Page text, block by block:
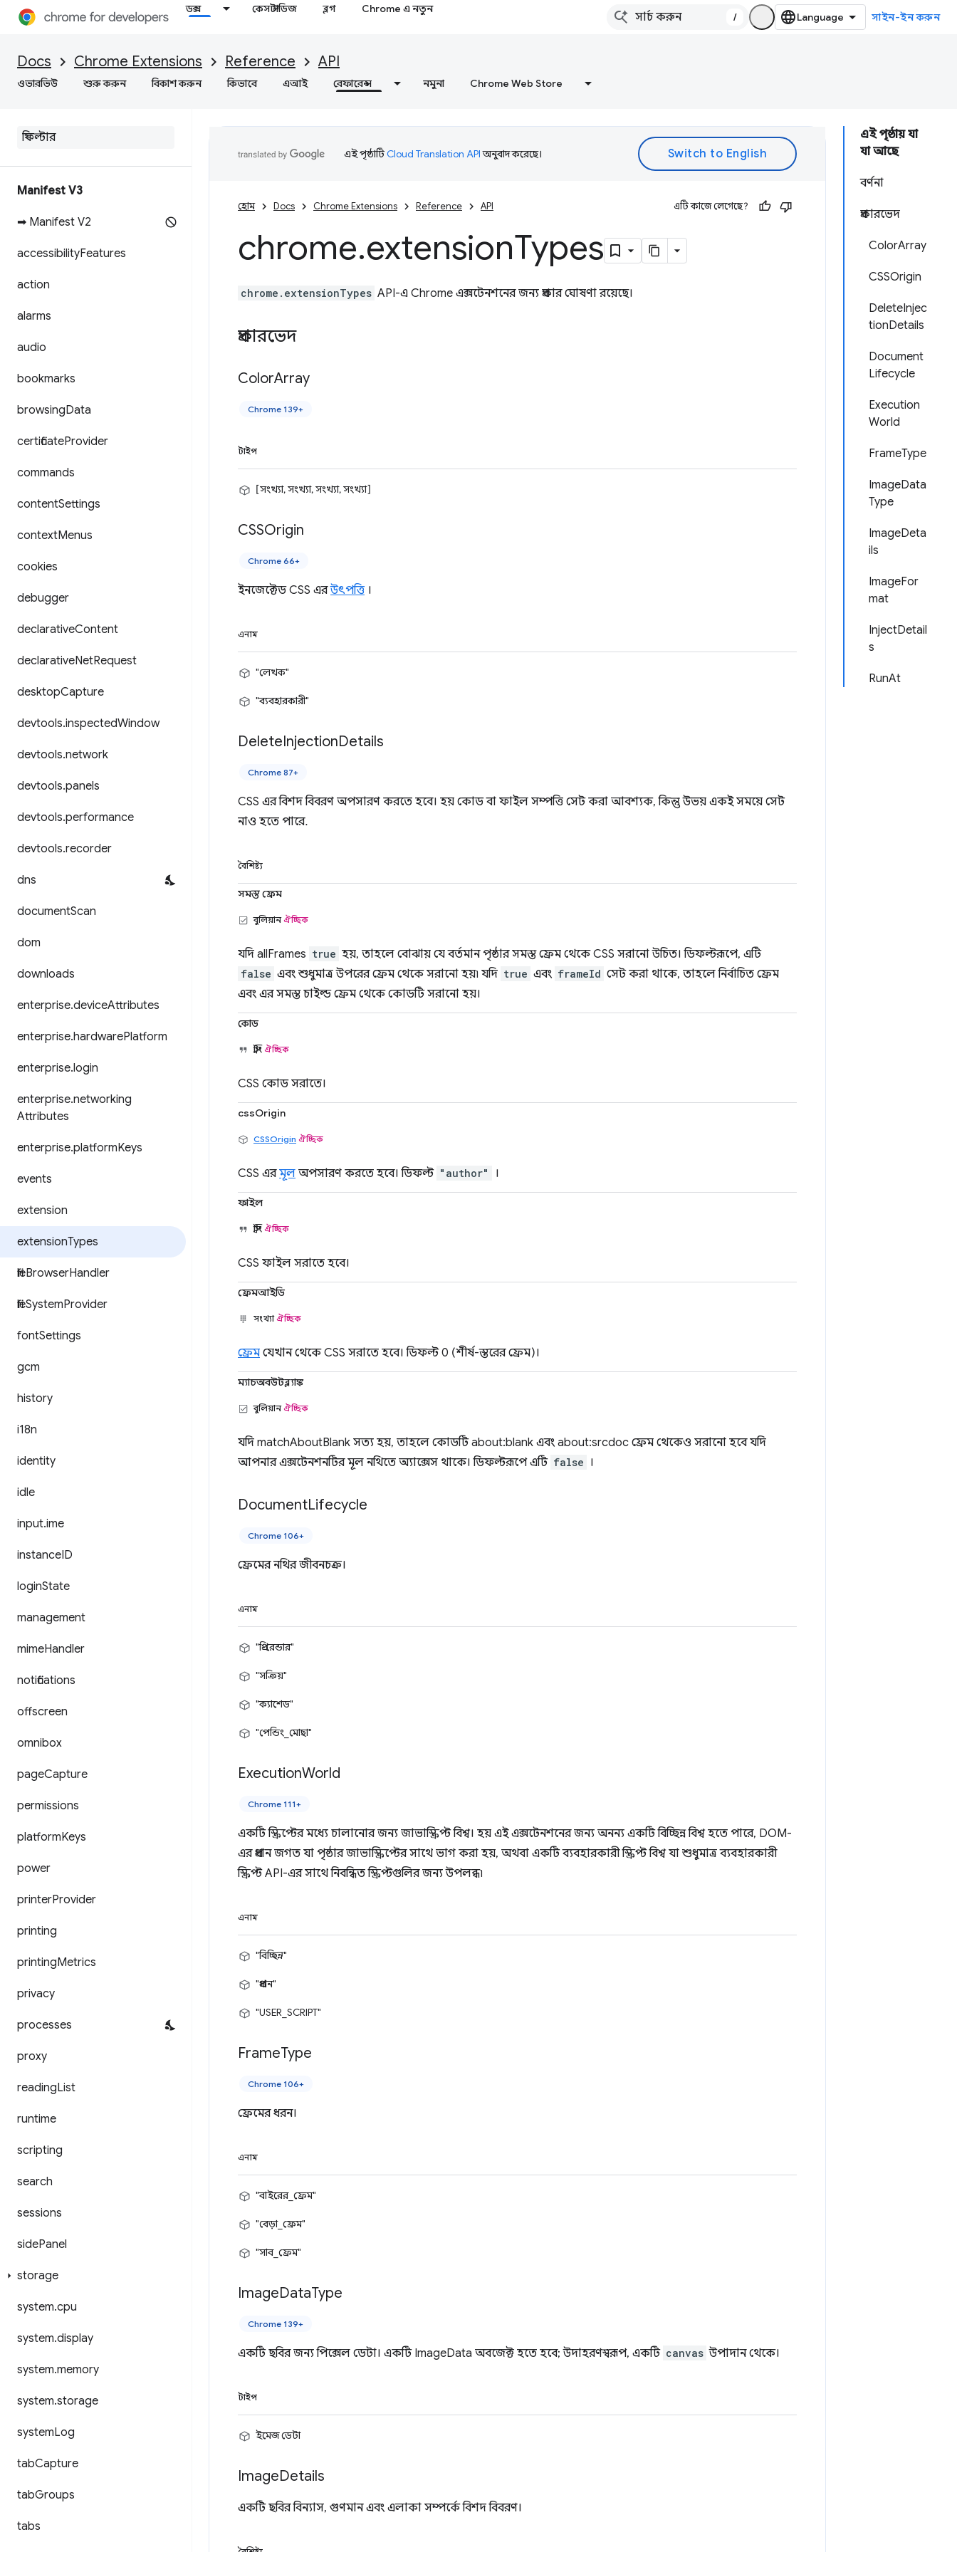
ডক্স কেস স্টাডিজ ব্লগ Chrome এ নতুন
/ সাইন-ইন করুন
Docs Chrome Extensions Reference API
ওভারভিউ শুরু করুন বিকাশ করুন কিভাবে এআই রেফারেন্স নমুনা Chrome Web Store
Manifest V3
➡ Manifest V2
accessibilityFeatures
action
alarms
audio
bookmarks
browsingData
certificateProvider
commands
contentSettings
contextMenus
cookies
debugger
declarativeContent
declarativeNetRequest
desktopCapture
devtools.inspectedWindow
devtools.network
devtools.panels
devtools.performance
devtools.recorder
dns
documentScan
dom
downloads
enterprise.deviceAttributes
enterprise.hardwarePlatform
enterprise.login
enterprise.networking
Attributes
enterprise.platformKeys
events
extension
extensionTypes
fileBrowserHandler
fileSystemProvider
fontSettings
gcm
history
i18n
identity
idle
input.ime
instanceID
loginState
management
mimeHandler
notifications
offscreen
omnibox
pageCapture
permissions
platformKeys
power
printerProvider
printing
printingMetrics
privacy
processes
proxy
readingList
runtime
scripting
search
sessions
sidePanel
storage
system.cpu
system.display
system.memory
system.storage
systemLog
tabCapture
tabGroups
tabs
এই পৃষ্ঠায় যা
যা আছে
বর্ণনা
প্রকারভেদ
ColorArray
CSSOrigin
DeleteInjec
tionDetails
Document
Lifecycle
Execution
World
FrameType
ImageData
Type
ImageDeta
ils
ImageFor
mat
InjectDetail
s
RunAt
এই পৃষ্ঠাটিCloud Translation APIঅনুবাদ করেছে।
হোম Docs Chrome Extensions Reference API এটি কাজে লেগেছে?
chrome.extensionTypes
chrome.extensionTypes API-এ Chrome এক্সটেনশনের জন্য প্রকার ঘোষণা রয়েছে।
প্রকারভেদ
ColorArray
Chrome 139+
টাইপ
[সংখ্যা, সংখ্যা, সংখ্যা, সংখ্যা]
CSSOrigin
Chrome 66+
ইনজেক্টেড CSS এরউৎপত্তি ।
এনাম
"লেখক"
"ব্যবহারকারী"
DeleteInjectionDetails
Chrome 87+
CSS এর বিশদ বিবরণ অপসারণ করতে হবে। হয় কোড বা ফাইল সম্পত্তি সেট করা আবশ্যক, কিন্তু উভয় একই সময়ে সেট
নাও হতে পারে.
বৈশিষ্ট্য
সমস্ত ফ্রেম
বুলিয়ানঐচ্ছিক
যদি allFrames true হয়, তাহলে বোঝায় যে বর্তমান পৃষ্ঠার সমস্ত ফ্রেম থেকে CSS সরানো উচিত। ডিফল্টরূপে, এটি
false এবং শুধুমাত্র উপরের ফ্রেম থেকে সরানো হয়৷ যদি true এবং frameId সেট করা থাকে, তাহলে নির্বাচিত ফ্রেম
এবং এর সমস্ত চাইল্ড ফ্রেম থেকে কোডটি সরানো হয়।
কোড
স্ট্রিং ঐচ্ছিক
CSS কোড সরাতে।
cssOrigin
CSSOrigin ঐচ্ছিক
CSS এরমূল অপসারণ করতে হবে। ডিফল্ট "author" ।
ফাইল
স্ট্রিং ঐচ্ছিক
CSS ফাইল সরাতে হবে।
ফ্রেমআইডি
সংখ্যাঐচ্ছিক
ফ্রেম যেখান থেকে CSS সরাতে হবে। ডিফল্ট 0 (শীর্ষ-স্তরের ফ্রেম)।
ম্যাচঅবউটব্ল্যাঙ্ক
বুলিয়ানঐচ্ছিক
যদি matchAboutBlank সত্য হয়, তাহলে কোডটি about:blank এবং about:srcdoc ফ্রেম থেকেও সরানো হবে যদি
আপনার এক্সটেনশনটির মূল নথিতে অ্যাক্সেস থাকে। ডিফল্টরূপে এটি false ।
DocumentLifecycle
Chrome 106+
ফ্রেমের নথির জীবনচক্র।
এনাম
"প্রি-রেন্ডার"
"সক্রিয়"
"ক্যাশেড"
"পেন্ডিং_মোছা"
ExecutionWorld
Chrome 111+
একটি স্ক্রিপ্টের মধ্যে চালানোর জন্য জাভাস্ক্রিপ্ট বিশ্ব। হয় এই এক্সটেনশনের জন্য অনন্য একটি বিচ্ছিন্ন বিশ্ব হতে পারে, DOM-
এর প্রধান জগত যা পৃষ্ঠার জাভাস্ক্রিপ্টের সাথে ভাগ করা হয়, অথবা একটি ব্যবহারকারী স্ক্রিপ্ট বিশ্ব যা শুধুমাত্র ব্যবহারকারী
স্ক্রিপ্ট API-এর সাথে নিবন্ধিত স্ক্রিপ্টগুলির জন্য উপলব্ধ৷
এনাম
"বিচ্ছিন্ন"
"প্রধান"
"USER_SCRIPT"
FrameType
Chrome 106+
ফ্রেমের ধরন।
এনাম
"বাইরের_ফ্রেম"
"বেড়া_ফ্রেম"
"সাব_ফ্রেম"
ImageDataType
Chrome 139+
একটি ছবির জন্য পিক্সেল ডেটা। একটি ImageData অবজেক্ট হতে হবে; উদাহরণস্বরূপ, একটি canvas উপাদান থেকে।
টাইপ
ইমেজ ডেটা
ImageDetails
একটি ছবির বিন্যাস, গুণমান এবং এলাকা সম্পর্কে বিশদ বিবরণ।